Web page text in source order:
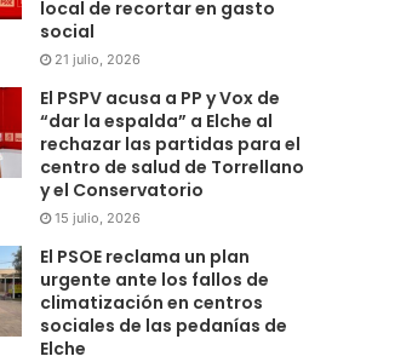
local de recortar en gasto
social
21 julio, 2026
El PSPV acusa a PP y Vox de
“dar la espalda” a Elche al
rechazar las partidas para el
centro de salud de Torrellano
y el Conservatorio
15 julio, 2026
El PSOE reclama un plan
urgente ante los fallos de
climatización en centros
sociales de las pedanías de
Elche